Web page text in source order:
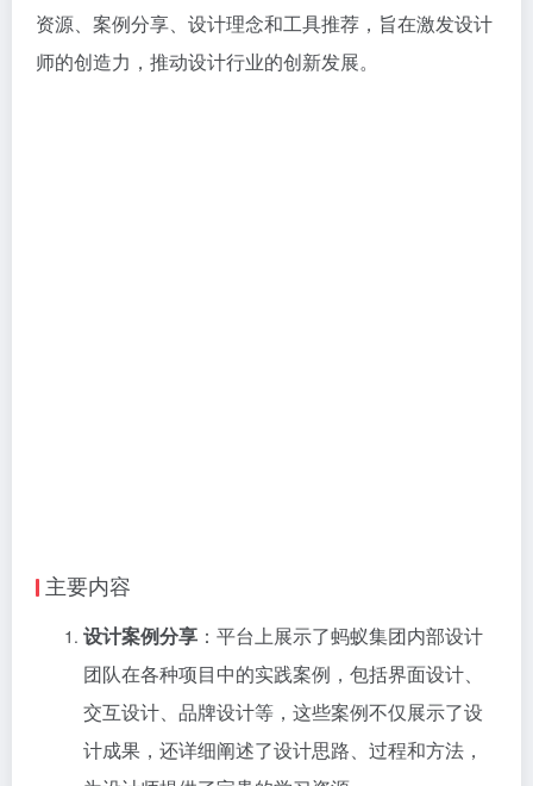
资源、案例分享、设计理念和工具推荐，旨在激发设计
师的创造力，推动设计行业的创新发展。
主要内容
设计案例分享 ：平台上展示了蚂蚁集团内部设计
团队在各种项目中的实践案例，包括界面设计、
交互设计、品牌设计等，这些案例不仅展示了设
计成果，还详细阐述了设计思路、过程和方法，